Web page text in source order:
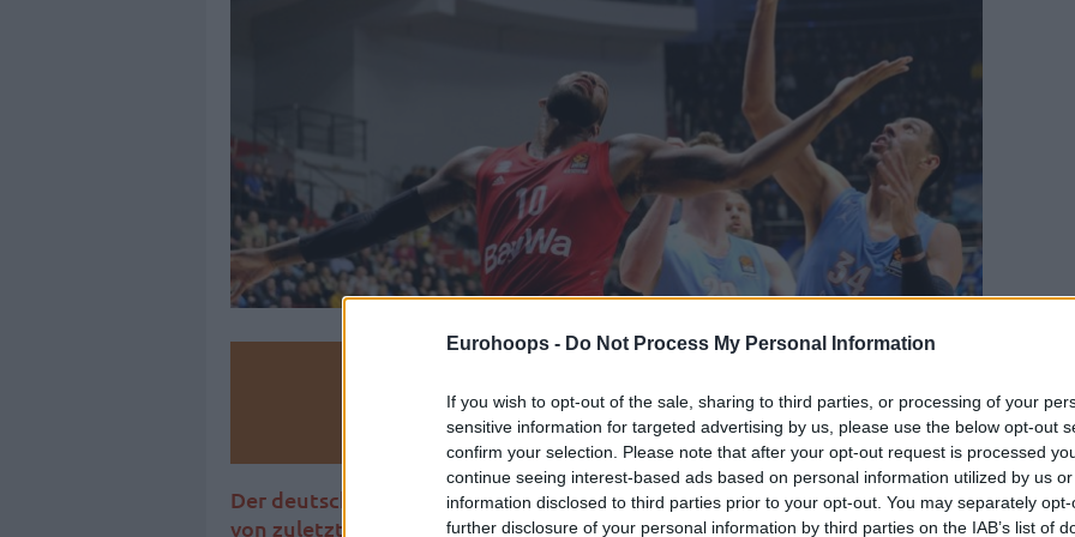
Eurohoops - Do Not Process My Personal Information
If you wish to opt-out of the sale, sharing to third parties, or processing of your
sensitive information for targeted advertising by us, please use the below opt-out
confirm your selection. Please note that after your opt-out request is processed
continue seeing interest-based ads based on personal information utilized by us
information disclosed to third parties prior to your opt-out. You may separately
further disclosure of your personal information by third parties on the IAB’s list of
Add Eurohoops to Google
Der deutsche Meister schlägt Zenit St.Petersburg und beendet die Serie
von zuletzt vier sieglosen Spielen.